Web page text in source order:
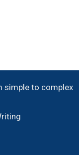
simple to complex